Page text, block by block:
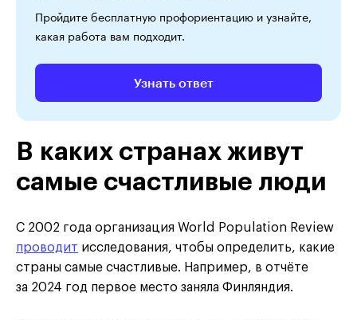
Пройдите бесплатную профориентацию и узнайте,
какая работа вам подходит.
Узнать ответ
В каких странах живут
самые счастливые люди
С 2002 года организация World Population Review
проводит исследования, чтобы определить, какие
страны самые счастливые. Например, в отчёте
за 2024 год первое место заняла Финляндия.